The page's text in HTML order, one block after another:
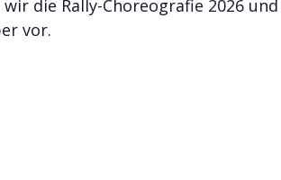
die Rally-Choreografie 2026
vor.